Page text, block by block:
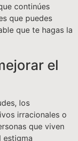
continúes
que puedes
que te hagas la
el
los
irracionales o
que viven
estigma